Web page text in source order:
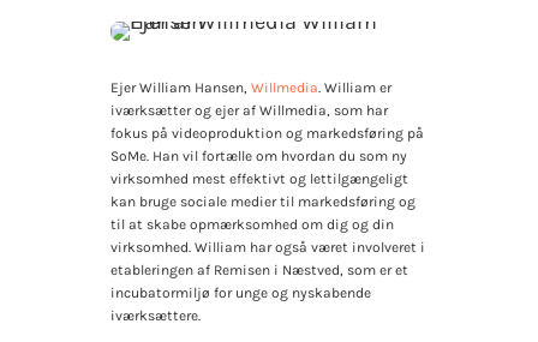
Ejer William Hansen,Willmedia. William er
iværksætter og ejer af Willmedia, som har
fokus på videoproduktion og markedsføring på
SoMe. Han vil fortælle om hvordan du som ny
virksomhed mest effektivt og lettilgængeligt
kan bruge sociale medier til markedsføring og
til at skabe opmærksomhed om dig og din
virksomhed. William har også været involveret i
etableringen af Remisen i Næstved, som er et
incubatormiljø for unge og nyskabende
iværksættere.